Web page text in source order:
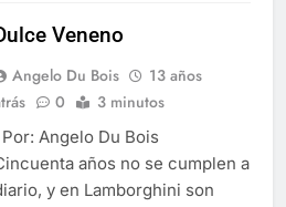
Veneno
Angelo Du Bois
13 años
0 3 minutos
Por: Angelo Du Bois
años no se cumplen a
y en Lamborghini son